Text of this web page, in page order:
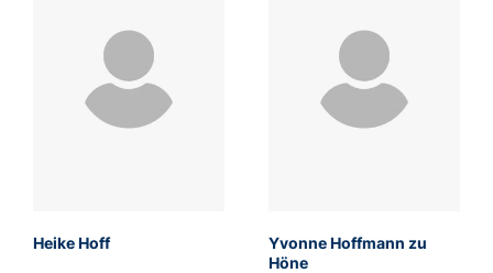
Heike Hoff
Yvonne Hoffmann zu
Höne